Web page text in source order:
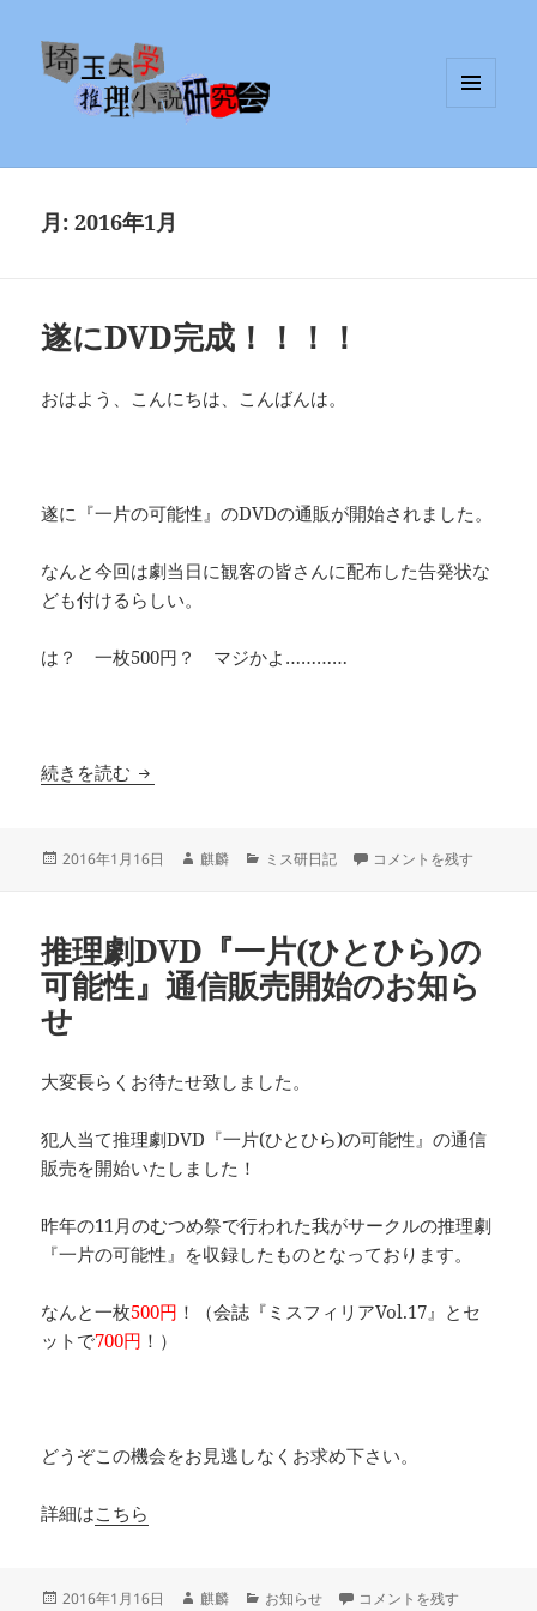
月:2016年1月
遂にDVD完成！！！！
おはよう、こんにちは、こんばんは。
遂に『一片の可能性』のDVDの通販が開始されました。
なんと今回は劇当日に観客の皆さんに配布した告発状な
ども付けるらしい。
は？ 一枚500円？ マジかよ…………
続きを読む 遂にDVD完成！！！！
投
2016年1月16日
作
麒麟
カ
ー
ミス研日記 遂にDVD完成！！！！ に
コメントを残す
推理劇DVD『一片(ひとひら)の
可能性』通信販売開始のお知ら
せ
大変長らくお待たせ致しました。
犯人当て推理劇DVD『一片(ひとひら)の可能性』の通信
販売を開始いたしました！
昨年の11月のむつめ祭で行われた我がサークルの推理劇
『一片の可能性』を収録したものとなっております。
なんと一枚500円 ！（会誌『ミスフィリアVol.17』とセ
ットで700円 ！）
どうぞこの機会をお見逃しなくお求め下さい。
詳細はこちら
投
2016年1月16日
作
麒麟
カ
お知らせ 推理劇DVD『一片(ひとひ
コメントを残す